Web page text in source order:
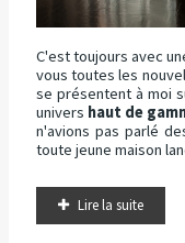
C'est toujours avec
vous toutes les
se présentent à moi
univers haut de
n'avions pas parlé
toute jeune maison
Lire la suite